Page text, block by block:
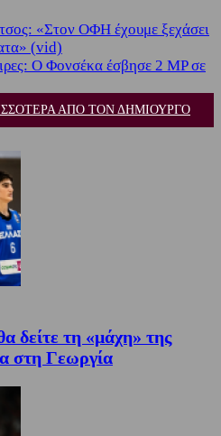
«Στον ΟΦΗ έχουμε ξεχάσει
(vid)
Ο Φονσέκα έσβησε 2 MP σε
ΑΠΟ ΤΟΝ ΔΗΜΙΟΥΡΓΟ
δείτε τη «μάχη» της
στη Γεωργία